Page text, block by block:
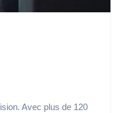
Avec plus de 120